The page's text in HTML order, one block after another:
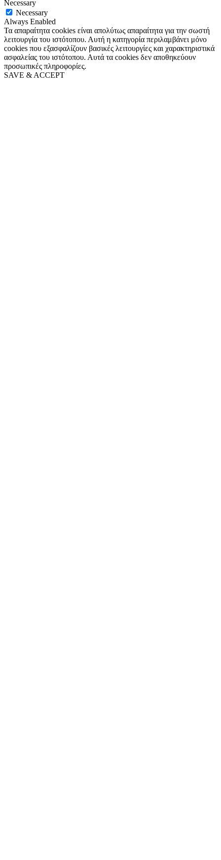
Necessary
Necessary
Always Enabled
Τα απαραίτητα cookies είναι απολύτως απαραίτητα για την σωστή
λειτουργία του ιστότοπου. Αυτή η κατηγορία περιλαμβάνει μόνο
cookies που εξασφαλίζουν βασικές λειτουργίες και χαρακτηριστικά
ασφαλείας του ιστότοπου. Αυτά τα cookies δεν αποθηκεύουν
προσωπικές πληροφορίες.
SAVE & ACCEPT